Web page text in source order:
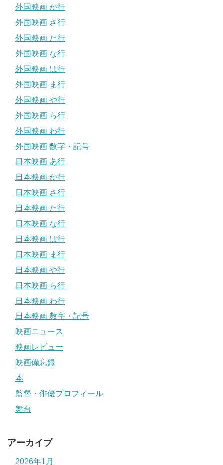
外国映画 か行
外国映画 さ行
外国映画 た行
外国映画 な行
外国映画 は行
外国映画 ま行
外国映画 や行
外国映画 ら行
外国映画 わ行
外国映画 数字・記号
日本映画 あ行
日本映画 か行
日本映画 さ行
日本映画 た行
日本映画 な行
日本映画 は行
日本映画 ま行
日本映画 や行
日本映画 ら行
日本映画 わ行
日本映画 数字・記号
映画ニュース
映画レビュー
映画備忘録
本
監督・俳優プロフィール
舞台
アーカイブ
2026年1月